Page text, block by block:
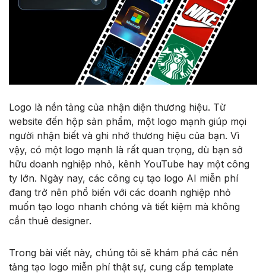
Logo là nền tảng của nhận diện thương hiệu. Từ
website đến hộp sản phẩm, một logo mạnh giúp mọi
người nhận biết và ghi nhớ thương hiệu của bạn. Vì
vậy, có một logo mạnh là rất quan trọng, dù bạn sở
hữu doanh nghiệp nhỏ, kênh YouTube hay một công
ty lớn. Ngày nay, các công cụ tạo logo AI miễn phí
đang trở nên phổ biến với các doanh nghiệp nhỏ
muốn tạo logo nhanh chóng và tiết kiệm mà không
cần thuê designer.
Trong bài viết này, chúng tôi sẽ khám phá các nền
tảng tạo logo miễn phí thật sự, cung cấp template